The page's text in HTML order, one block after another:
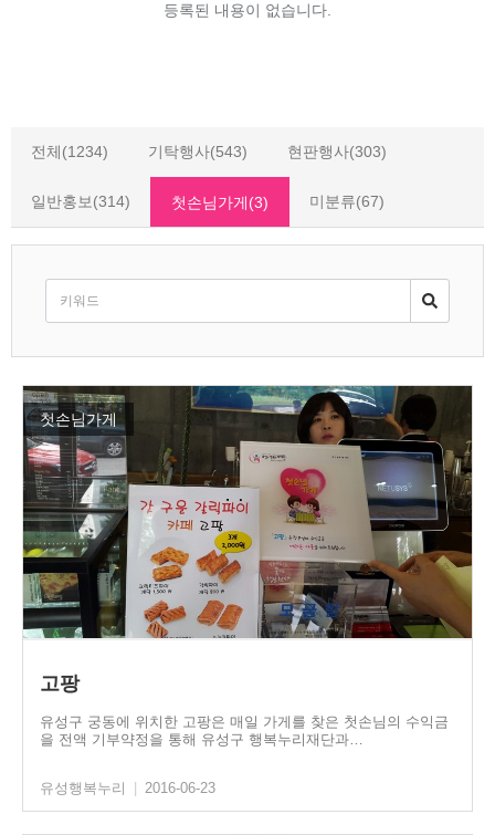
등록된 내용이 없습니다.
전체(1234) 기탁행사(543) 현판행사(303)
일반홍보(314) 첫손님가게(3) 미분류(67)
첫손님가게
고팡
유성구 궁동에 위치한 고팡은 매일 가게를 찾은 첫손님의 수익금
을 전액 기부약정을 통해 유성구 행복누리재단과…
유성행복누리 2016-06-23